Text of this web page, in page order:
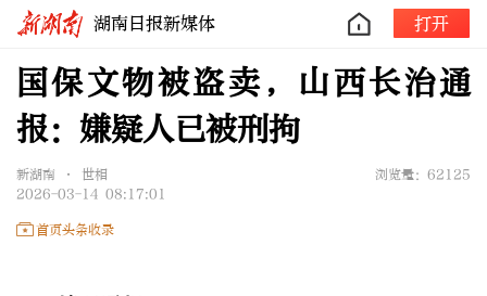
湖南日报新媒体 打开
国保文物被盗卖，山西长治通
报：嫌疑人已被刑拘
新湖南 • 世相
浏览量：62125
2026-03-14 08:17:01
首页头条收录